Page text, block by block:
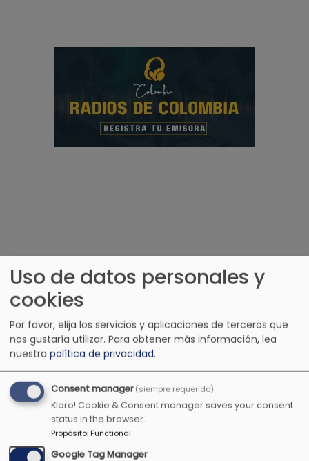
Uso de datos personales y
cookies
Por favor, elija los servicios y aplicaciones de terceros que
nos gustaría utilizar. Para obtener más información, lea
nuestra política de privacidad.
Consent manager(siempre requerido)
Klaro! Cookie & Consent manager saves your consent
status in the browser.
Propósito:Functional
Google Tag Manager